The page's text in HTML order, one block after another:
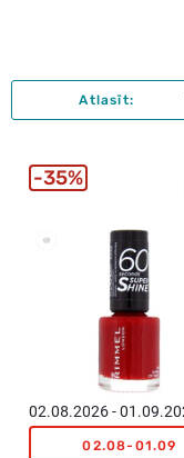
Atlasīt:
02.08.2026 -
02.08-01.09
35%